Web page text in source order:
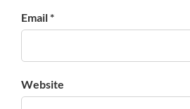
Email *
Website